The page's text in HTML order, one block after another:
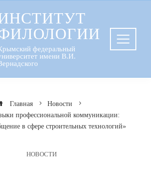
федеральный
имени В.И.
Главная
Новости
профессиональной коммуникации:
в сфере строительных технологий»
НОВОСТИ